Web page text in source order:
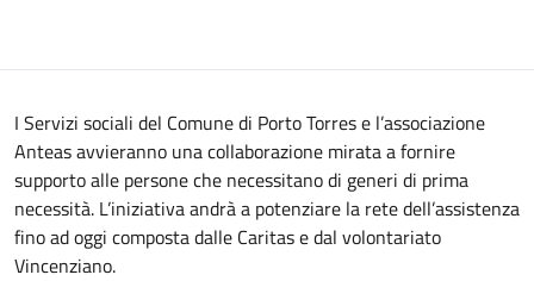
I Servizi sociali del Comune di Porto Torres e l’associazione
Anteas avvieranno una collaborazione mirata a fornire
supporto alle persone che necessitano di generi di prima
necessità. L’iniziativa andrà a potenziare la rete dell’assistenza
fino ad oggi composta dalle Caritas e dal volontariato
Vincenziano.